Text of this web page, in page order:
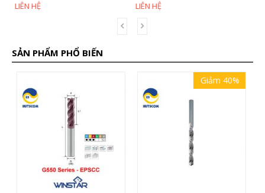
LIÊN HỆ LIÊN HỆ
SẢN PHẨM PHỔ BIẾN